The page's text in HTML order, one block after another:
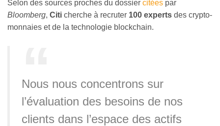
Selon des sources proches du dossier citées par
Bloomberg, Citi cherche à recruter 100 experts des crypto-
monnaies et de la technologie blockchain.
Nous nous concentrons sur
l’évaluation des besoins de nos
clients dans l’espace des actifs